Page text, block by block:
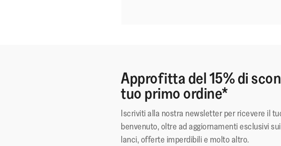
Approfitta del 15% di
tuo primo ordine*
Iscriviti alla nostra newsletter per ricevere il
benvenuto, oltre ad aggiornamenti esclusivi
lanci, offerte imperdibili e molto altro.